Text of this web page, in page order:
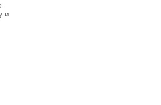
и